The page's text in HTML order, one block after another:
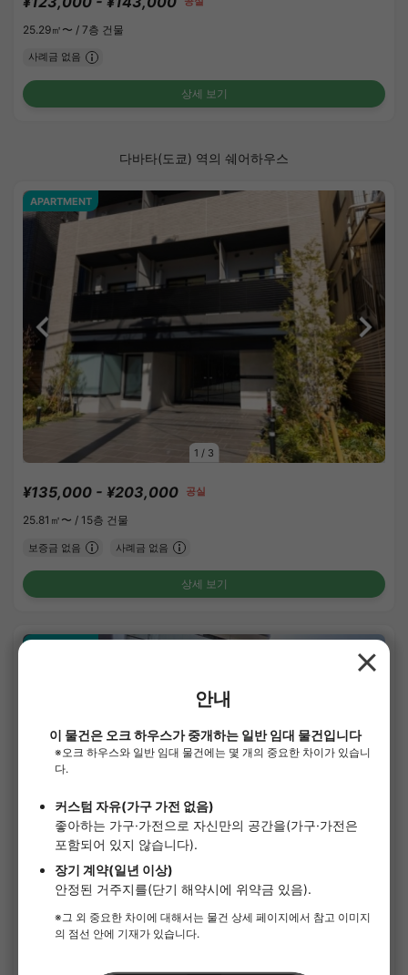
25.29㎡〜 / 7층 건물
사례금 없음
상세 보기
다바타(도쿄) 역의 쉐어하우스
1 / 3
APARTMENT
¥135,000 - ¥203,000 공실
25.81㎡〜 / 15층 건물
보증금 없음 사례금 없음
상세 보기
1/1
APARTMENT
산타바타